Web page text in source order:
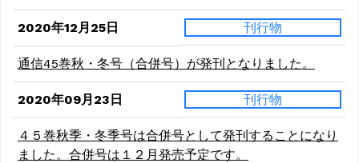
2020年12月25日 刊行物
通信45巻秋・冬号（合併号）が発刊となりました。
2020年09月23日 刊行物
４５巻秋季・冬季号は合併号として発刊することになり
ました。合併号は１２月発売予定です。